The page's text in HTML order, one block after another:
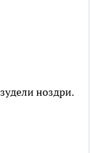
ноздри.